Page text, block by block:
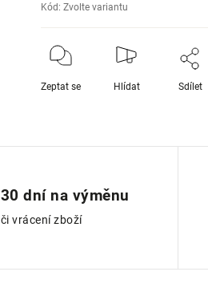
Kód: Zvolte variantu
Zeptat se Hlídat Sdílet
30 dní na výměnu
či vrácení zboží